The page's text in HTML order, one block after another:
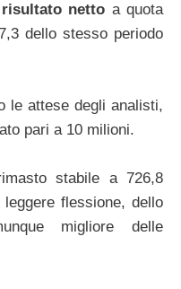
risultato netto a quota
dello stesso periodo
le attese degli analisti,
pari a 10 milioni.
stabile a 726,8
flessione, dello
migliore delle